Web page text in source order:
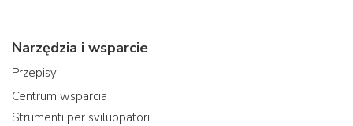
Narzędzia i wsparcie
Przepisy
Centrum wsparcia
Strumenti per sviluppatori